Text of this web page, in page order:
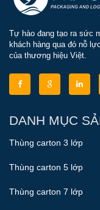
Tự hào đang tạo ra sức
khách hàng qua đó nỗ
của thương hiệu Việt.
DANH MỤC
Thùng carton 3 lớp
Thùng carton 5 lớp
Thùng carton 7 lớp